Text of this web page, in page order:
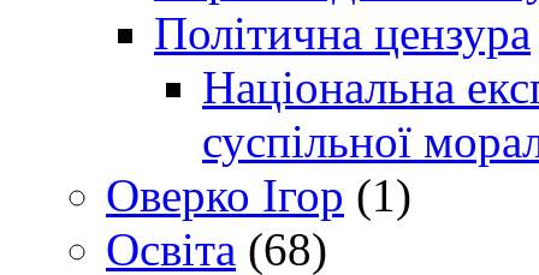
Політична цензура
Національна
суспільної
Оверко Ігор (1)
Освіта (68)